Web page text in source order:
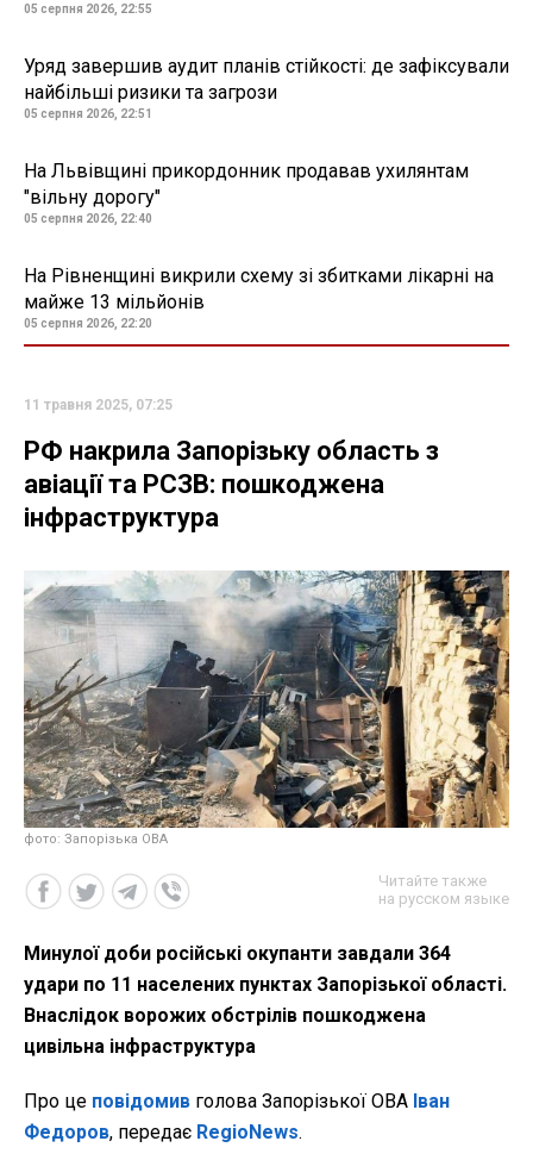
05 серпня 2026, 22:55
Уряд завершив аудит планів стійкості: де зафіксували
найбільші ризики та загрози
05 серпня 2026, 22:51
На Львівщині прикордонник продавав ухилянтам
"вільну дорогу"
05 серпня 2026, 22:40
На Рівненщині викрили схему зі збитками лікарні на
майже 13 мільйонів
05 серпня 2026, 22:20
11 травня 2025, 07:25
РФ накрила Запорізьку область з
авіації та РСЗВ: пошкоджена
інфраструктура
фото: Запорізька ОВА
Читайте также
на русском языке
Минулої доби російські окупанти завдали 364
удари по 11 населених пунктах Запорізької області.
Внаслідок ворожих обстрілів пошкоджена
цивільна інфраструктура
Про це повідомив голова Запорізької ОВА Іван
Федоров, передає RegioNews.